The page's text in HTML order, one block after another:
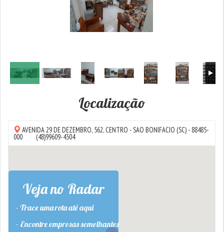
Localização
AVENIDA 29 DE DEZEMBRO, 562,CENTRO - SAO BONIFACIO (SC) - 88485-
000 (48)99609-4304
Veja no Radar
- Trace uma rota até aqui
- Encontre empresas semelhantes